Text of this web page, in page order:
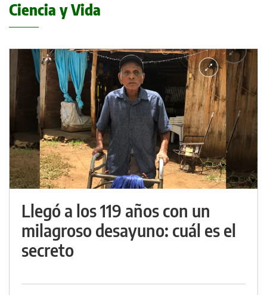
Ciencia y Vida
Llegó a los 119 años con un
milagroso desayuno: cuál es el
secreto